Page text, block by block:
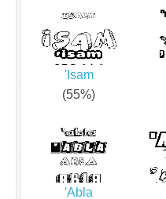
'Isam
(55%)
'Abla